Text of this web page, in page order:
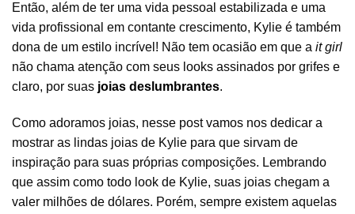
Então, além de ter uma vida pessoal estabilizada e uma
vida profissional em contante crescimento, Kylie é também
dona de um estilo incrível! Não tem ocasião em que a it girl
não chama atenção com seus looks assinados por grifes e
claro, por suas joias deslumbrantes.
Como adoramos joias, nesse post vamos nos dedicar a
mostrar as lindas joias de Kylie para que sirvam de
inspiração para suas próprias composições. Lembrando
que assim como todo look de Kylie, suas joias chegam a
valer milhões de dólares. Porém, sempre existem aquelas